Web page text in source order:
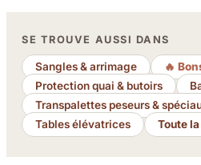
SE TROUVE AUSSI DANS
Sangles & arrimage
🔥
Protection quai & butoirs
Transpalettes peseurs &
Tables élévatrices
Toute